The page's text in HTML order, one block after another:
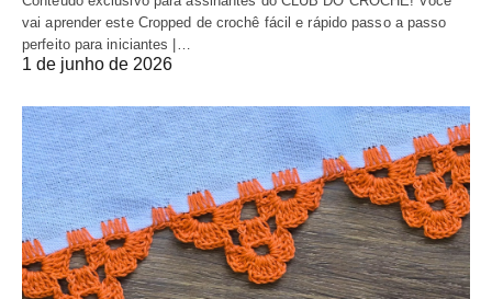
vai aprender este Cropped de crochê fácil e rápido passo a passo
perfeito para iniciantes |…
1 de junho de 2026